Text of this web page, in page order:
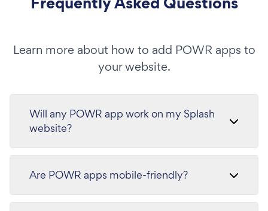
Learn more about how to add POWR apps to
your website.
Will any POWR app work on my Splash
website?
Are POWR apps mobile-friendly?